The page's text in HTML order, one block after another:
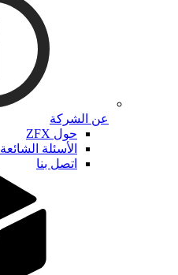
عن الشركة
حول ZFX
الأسئلة الشائعة
اتصل بنا